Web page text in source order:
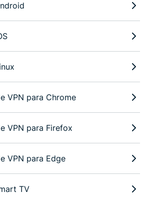
VPN para Chrome
VPN para Firefox
VPN para Edge
TV